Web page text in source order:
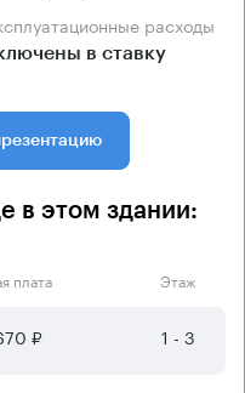
расходы
в ставку
в этом здании:
плата Этаж
₽ 1 - 3